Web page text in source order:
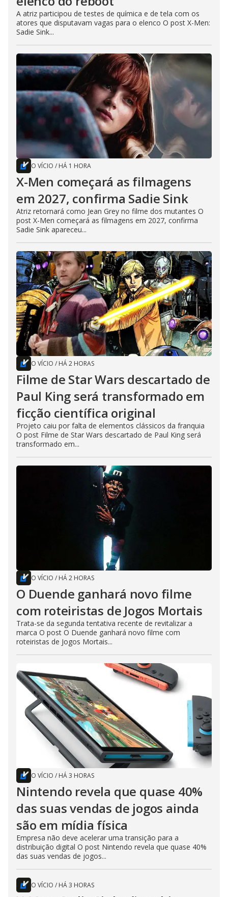
A atriz participou de testes de química e de tela com os
atores que disputavam vagas para o elenco O post X-Men:
Sadie Sink...
O VÍCIO / HÁ 1 HORA
X-Men começará as filmagens
em 2027, confirma Sadie Sink
Atriz retornará como Jean Grey no filme dos mutantes O
post X-Men começará as filmagens em 2027, confirma
Sadie Sink apareceu...
O VÍCIO / HÁ 2 HORAS
Filme de Star Wars descartado de
Paul King será transformado em
ficção científica original
Projeto caiu por falta de elementos clássicos da franquia
O post Filme de Star Wars descartado de Paul King será
transformado em...
O VÍCIO / HÁ 2 HORAS
O Duende ganhará novo filme
com roteiristas de Jogos Mortais
Trata-se da segunda tentativa recente de revitalizar a
marca O post O Duende ganhará novo filme com
roteiristas de Jogos Mortais...
O VÍCIO / HÁ 3 HORAS
Nintendo revela que quase 40%
das suas vendas de jogos ainda
são em mídia física
Empresa não deve acelerar uma transição para a
distribuição digital O post Nintendo revela que quase 40%
das suas vendas de jogos...
O VÍCIO / HÁ 3 HORAS